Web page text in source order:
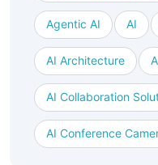
Agentic AI AI
AI Architecture
AI Collaboration
AI Conference